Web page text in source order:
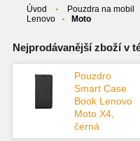
Úvod Pouzdra na mobil
Lenovo
Moto
Nejprodávanější zboží v
Pouzdro
Smart Case
Book Lenovo
Moto X4,
černá